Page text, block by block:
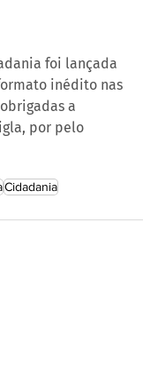
foi lançada
inédito nas
a
por pelo
Cidadania